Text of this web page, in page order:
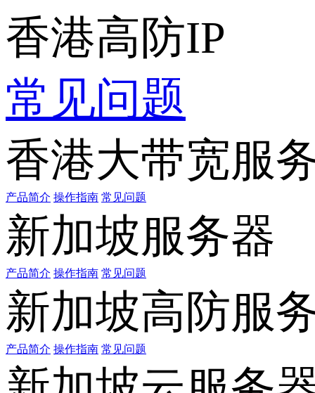
香港高防IP
常见问题
香港大带宽服
产品简介 操作指南 常见问题
新加坡服务器
产品简介 操作指南 常见问题
新加坡高防服
产品简介 操作指南 常见问题